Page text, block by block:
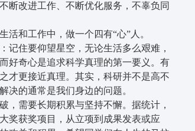
断改进工作、不断优化服务，不辜负同
和工作中，做一个四有“心”人。
记住要仰望星空，无论生活多么艰难，
好奇心是追求科学真理的第一要义。有
才更接近真理。其实，科研并不是高不
决的通常是我们身边的问题。
，需要长期积累与坚持不懈。据统计，
奖获奖项目，从立项到成果发表或应